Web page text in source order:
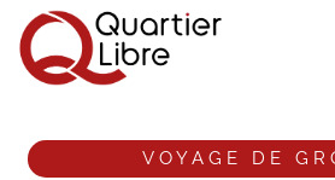
NOS DESTINATIONSVOYAGE DE